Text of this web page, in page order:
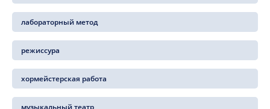
лабораторный метод
режиссура
хормейстерская работа
музыкальный театр